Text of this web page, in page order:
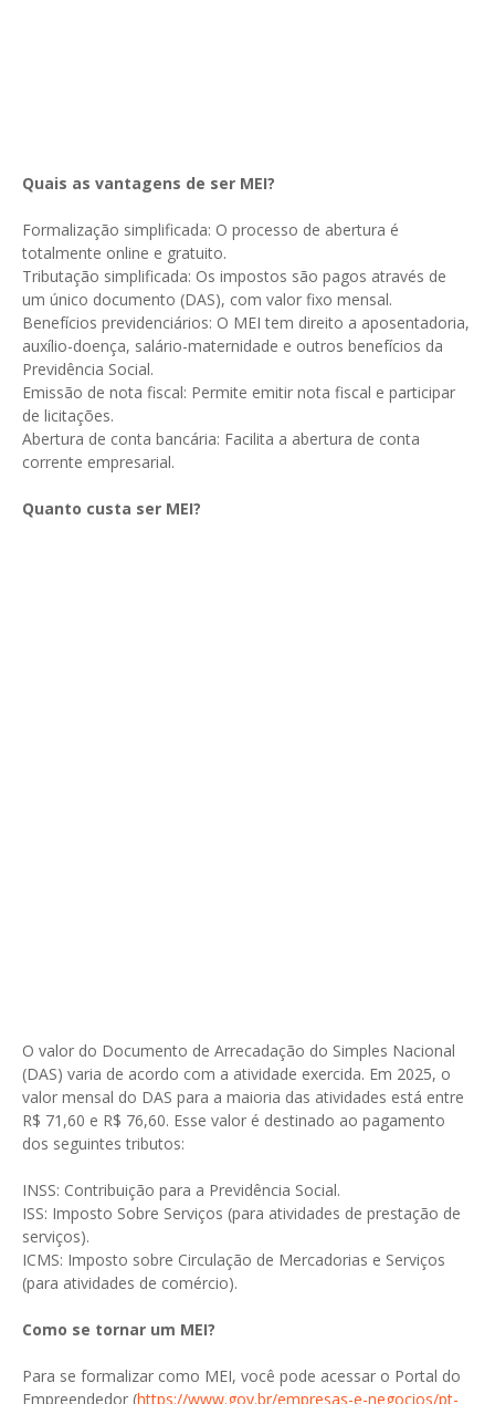
Quais as vantagens de ser MEI?
Formalização simplificada: O processo de abertura é
totalmente online e gratuito.
Tributação simplificada: Os impostos são pagos através de
um único documento (DAS), com valor fixo mensal.
Benefícios previdenciários: O MEI tem direito a aposentadoria,
auxílio-doença, salário-maternidade e outros benefícios da
Previdência Social.
Emissão de nota fiscal: Permite emitir nota fiscal e participar
de licitações.
Abertura de conta bancária: Facilita a abertura de conta
corrente empresarial.
Quanto custa ser MEI?
O valor do Documento de Arrecadação do Simples Nacional
(DAS) varia de acordo com a atividade exercida. Em 2025, o
valor mensal do DAS para a maioria das atividades está entre
R$ 71,60 e R$ 76,60. Esse valor é destinado ao pagamento
dos seguintes tributos:
INSS: Contribuição para a Previdência Social.
ISS: Imposto Sobre Serviços (para atividades de prestação de
serviços).
ICMS: Imposto sobre Circulação de Mercadorias e Serviços
(para atividades de comércio).
Como se tornar um MEI?
Para se formalizar como MEI, você pode acessar o Portal do
Empreendedor (https://www.gov.br/empresas-e-negocios/pt-